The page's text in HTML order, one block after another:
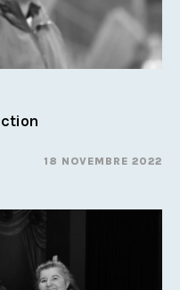
18 NOVEMBRE 2022